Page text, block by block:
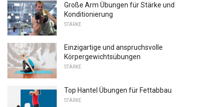
Große Arm Übungen für Stärke und
Konditionierung
STÄRKE
Einzigartige und anspruchsvolle
Körpergewichtsübungen
STÄRKE
Top Hantel Übungen für Fettabbau
STÄRKE